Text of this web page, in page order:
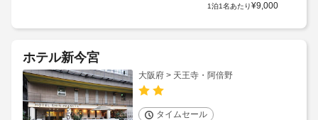
1泊1名あたり¥9,000
ホテル新今宮
大阪府 > 天王寺・阿倍野
タイムセール